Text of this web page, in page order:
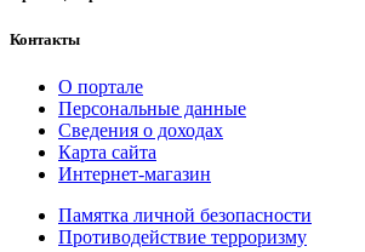
Контакты
О портале
Персональные данные
Сведения о доходах
Карта сайта
Интернет-магазин
Памятка личной безопасности
Противодействие терроризму